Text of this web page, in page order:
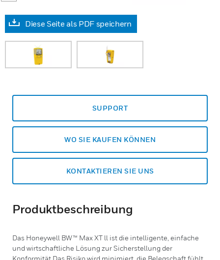
Diese Seite als PDF speichern
SUPPORT
WO SIE KAUFEN KÖNNEN
KONTAKTIEREN SIE UNS
Produktbeschreibung
Das Honeywell BW™ Max XT ll ist die intelligente, einfache
und wirtschaftliche Lösung zur Sicherstellung der
Konformität.Das Risiko wird minimiert, die Belegschaft fühlt